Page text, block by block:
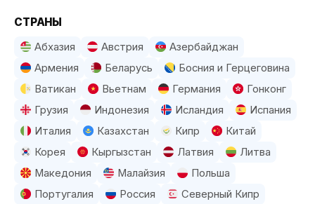
СТРАНЫ
Абхазия Австрия
Азербайджан
Армения
Беларусь
Босния и Герцеговина
Ватикан
Вьетнам Германия
Гонконг
Грузия
Индонезия Исландия
Испания
Италия
Казахстан Кипр
Китай
Корея
Кыргызстан Латвия
Литва
Македония
Малайзия
Польша
Португалия
Россия Северный Кипр